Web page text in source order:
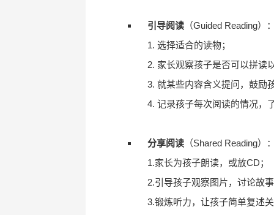
引导阅读（Guided Reading）
1. 选择适合的读物；
2. 家长观察孩子是否可以拼读
3. 就某些内容含义提问，鼓励
4. 记录孩子每次阅读的情况，
分享阅读（Shared Reading）
1.家长为孩子朗读，或放CD；
2.引导孩子观察图片，讨论故
3.锻炼听力，让孩子简单复述